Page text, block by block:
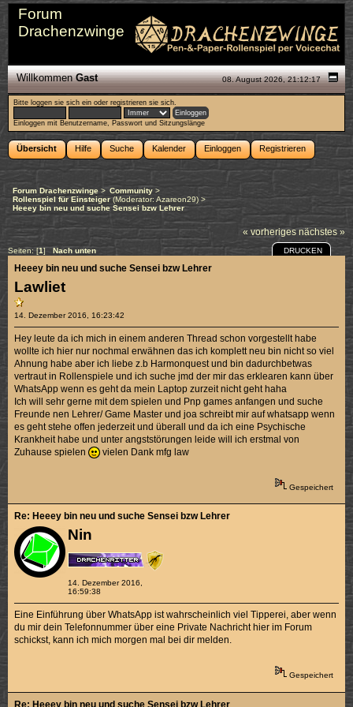
Forum
Drachenzwinge
08. August 2026, 21:12:17
WillkommenGast
Bitte loggen sie sich ein oderregistrieren sie sich.
Einloggen mit Benutzername, Passwort und Sitzungslänge
Übersicht Hilfe Suche Kalender Einloggen Registrieren
Forum Drachenzwinge > Community>
Rollenspiel für Einsteiger(Moderator: Azareon29) >
Heeey bin neu und suche Sensei bzw Lehrer
« vorheriges nächstes »
Seiten: [1]Nach unten DRUCKEN
Lawliet
14. Dezember 2016, 16:23:42
Heeey bin neu und suche Sensei bzw Lehrer
Hey leute da ich mich in einem anderen Thread schon vorgestellt habe
wollte ich hier nur nochmal erwähnen das ich komplett neu bin nicht so viel
Ahnung habe aber ich liebe z.b Harmonquest und bin dadurchbetwas
vertraut in Rollenspiele und ich suche jmd der mir das erklearen kann über
WhatsApp wenn es geht da mein Laptop zurzeit nicht geht haha
Ich will sehr gerne mit dem spielen und Pnp games anfangen und suche
Freunde nen Lehrer/ Game Master und joa schreibt mir auf whatsapp wenn
es geht stehe offen jederzeit und überall und da ich eine Psychische
Krankheit habe und unter angststörungen leide will ich erstmal von
Zuhause spielen
vielen Dank mfg law
Gespeichert
Nin
14. Dezember 2016,
16:59:38
Re: Heeey bin neu und suche Sensei bzw Lehrer
Eine Einführung über WhatsApp ist wahrscheinlich viel Tipperei, aber wenn
du mir dein Telefonnummer über eine Private Nachricht hier im Forum
schickst, kann ich mich morgen mal bei dir melden.
Gespeichert
Re: Heeey bin neu und suche Sensei bzw Lehrer